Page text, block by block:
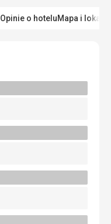
Opinie o hoteluMapa i